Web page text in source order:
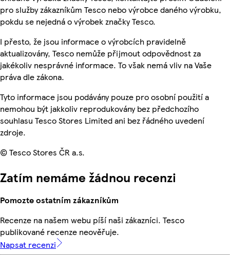
pro služby zákazníkům Tesco nebo výrobce daného výrobku,
pokdu se nejedná o výrobek značky Tesco.
I přesto, že jsou informace o výrobcích pravidelně
aktualizovány, Tesco nemůže přijmout odpovědnost za
jakékoliv nesprávné informace. To však nemá vliv na Vaše
práva dle zákona.
Tyto informace jsou podávány pouze pro osobní použití a
nemohou být jakkoliv reprodukovány bez předchozího
souhlasu Tesco Stores Limited ani bez řádného uvedení
zdroje.
© Tesco Stores ČR a.s.
Zatím nemáme žádnou recenzi
Pomozte ostatním zákazníkům
Recenze na našem webu píší naši zákazníci. Tesco
publikované recenze neověřuje.
Napsat recenzi